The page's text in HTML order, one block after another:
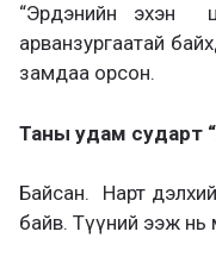
“Эрдэнийн эхэн
арванзургаатай
замдаа орсон.
Таны удам сударт
Байсан. Нарт
байв. Түүний ээж нь